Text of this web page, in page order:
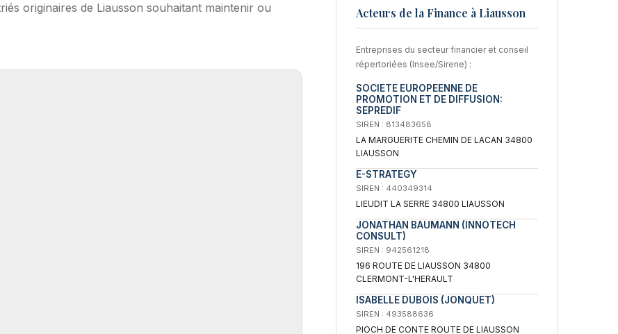
originaires de Liausson souhaitant maintenir ou
Acteurs de la Finance à Liausson
Entreprises du secteur financier et conseil
répertoriées (Insee/Sirene) :
SOCIETE EUROPEENNE DE
PROMOTION ET DE DIFFUSION:
SEPREDIF
SIREN : 813483658
LA MARGUERITE CHEMIN DE LACAN 34800
LIAUSSON
E-STRATEGY
SIREN : 440349314
LIEUDIT LA SERRE 34800 LIAUSSON
JONATHAN BAUMANN (INNOTECH
CONSULT)
SIREN : 942561218
196 ROUTE DE LIAUSSON 34800
CLERMONT-L'HERAULT
ISABELLE DUBOIS (JONQUET)
SIREN : 493588636
PIOCH DE CONTE ROUTE DE LIAUSSON